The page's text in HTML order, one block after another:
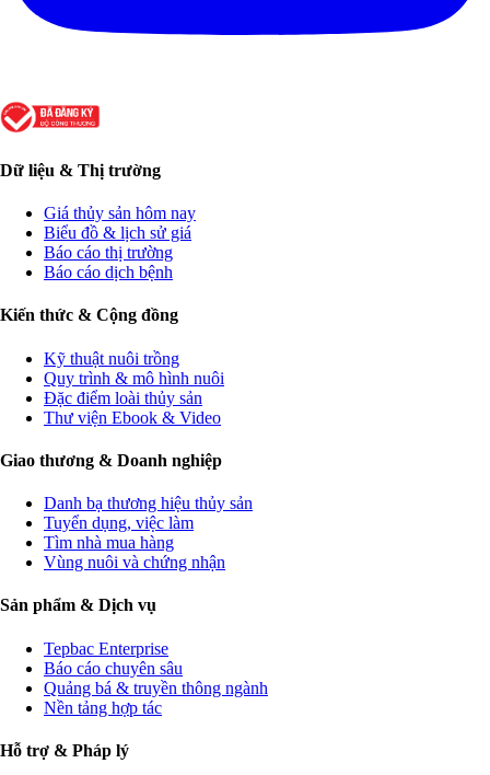
Dữ liệu & Thị trường
Giá thủy sản hôm nay
Biểu đồ & lịch sử giá
Báo cáo thị trường
Báo cáo dịch bệnh
Kiến thức & Cộng đồng
Kỹ thuật nuôi trồng
Quy trình & mô hình nuôi
Đặc điểm loài thủy sản
Thư viện Ebook & Video
Giao thương & Doanh nghiệp
Danh bạ thương hiệu thủy sản
Tuyển dụng, việc làm
Tìm nhà mua hàng
Vùng nuôi và chứng nhận
Sản phẩm & Dịch vụ
Tepbac Enterprise
Báo cáo chuyên sâu
Quảng bá & truyền thông ngành
Nền tảng hợp tác
Hỗ trợ & Pháp lý